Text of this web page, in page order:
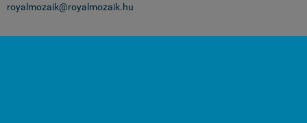
royalmozaik@royalmozaik.hu
projekteknek: